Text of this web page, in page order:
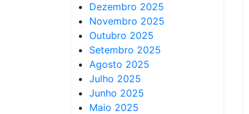
Dezembro 2025
Novembro 2025
Outubro 2025
Setembro 2025
Agosto 2025
Julho 2025
Junho 2025
Maio 2025